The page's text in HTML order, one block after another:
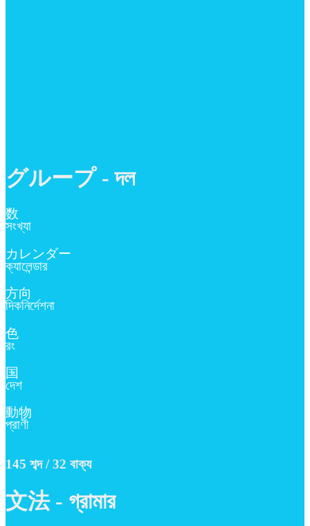
グループ - দল
数
সংখ্যা
カレンダー
ক্যালেন্ডার
方向
দিকনির্দেশনা
色
রং
国
দেশ
動物
প্রাণী
145 শব্দ / 32 বাক্য
文法 - গ্রামার